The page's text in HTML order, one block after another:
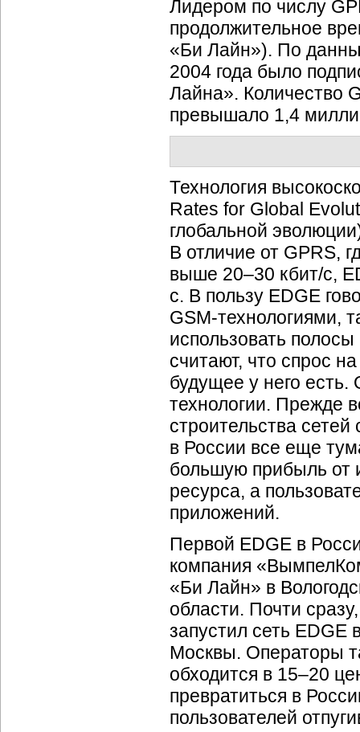
Лидером по числу
продолжительное
«Би Лайн»). По
2004 года было
Лайна». Количество
превышало 1,4
Технология
Rates for Global
глобальной
В отличие от GPRS,
выше 20–30 кбит/с,
с. В пользу EDGE
GSM-технологиями,
использовать
считают, что спрос
будущее у него
технологии. Прежде
строительства
в России все еще
большую прибыль от
ресурса, а
приложений.
Первой EDGE в
компания
«Би Лайн» в
области. Почти
запустил сеть
Москвы. Операторы
обходится в 15–20
превратиться в
пользователей